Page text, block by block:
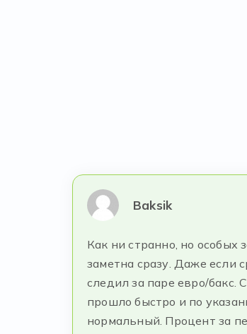
Baksik
Как ни странно, но
заметна сразу. Даже если
следил за паре евро/бакс.
прошло быстро и по
нормальный. Процент за